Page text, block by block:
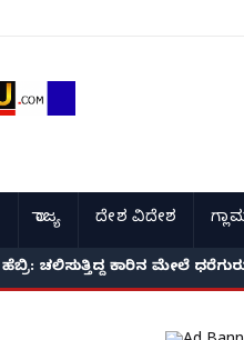
ರಾಜ್ಯ ದೇಶ ವಿದೇಶ
ಹೆಬ್ರಿ: ಚಲಿಸುತ್ತಿದ್ದ ಕಾರಿನ ಮೇಲೆ
ಕಾಪು: ಕಾಂಗ್ರೆಸ್ ಮುಖಂಡ, ಮಾಜಿ